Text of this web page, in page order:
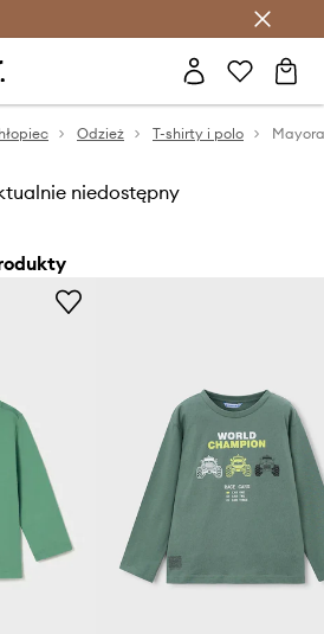
z Answear Club >
Odzież T-shirty i polo
niedostępny